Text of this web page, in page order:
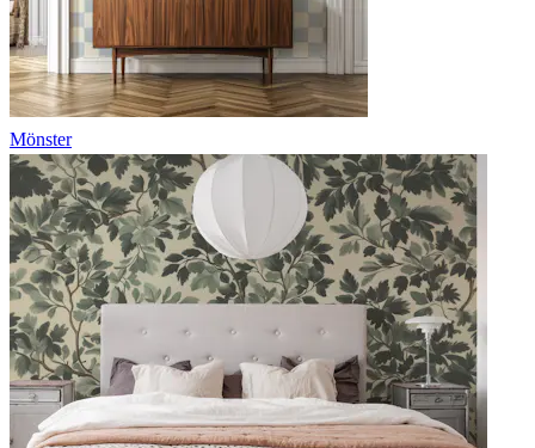
Mönster